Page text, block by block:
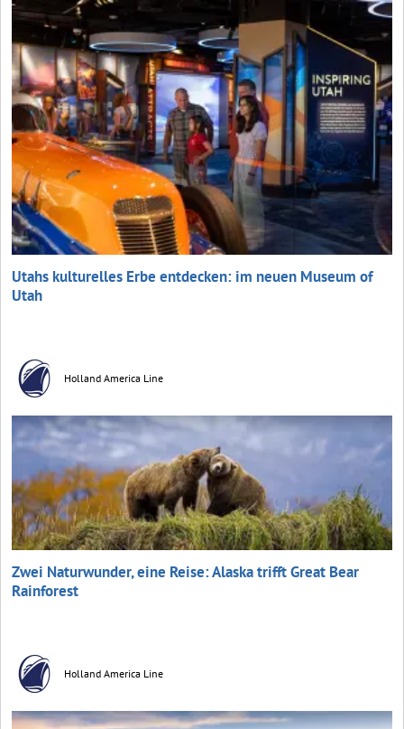
Utahs kulturelles Erbe entdecken: im neuen Museum of
Utah
Holland America Line
Zwei Naturwunder, eine Reise: Alaska trifft Great Bear
Rainforest
Holland America Line